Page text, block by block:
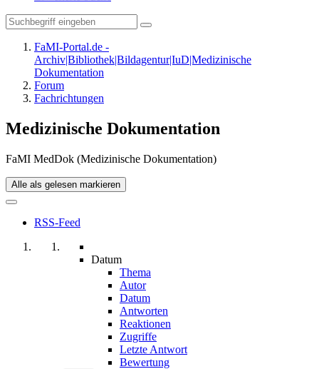
FaMI-Portal.de -
Archiv|Bibliothek|Bildagentur|IuD|Medizinische
Dokumentation
Forum
Fachrichtungen
Medizinische Dokumentation
FaMI MedDok (Medizinische Dokumentation)
Alle als gelesen markieren
RSS-Feed
Datum
Thema
Autor
Datum
Antworten
Reaktionen
Zugriffe
Letzte Antwort
Bewertung